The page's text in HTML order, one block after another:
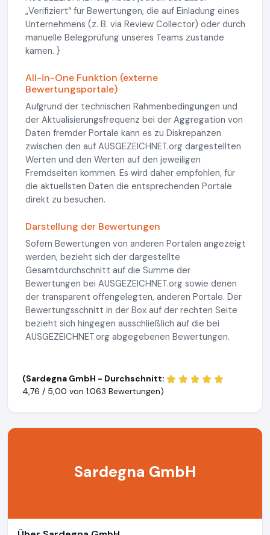
„Verifiziert“ für Bewertungen, die auf Einladung eines
Unternehmens (z. B. via Review Collector) oder durch
manuelle Belegprüfung unseres Teams zustande
kamen. }
All-in-One Funktion (externe
Bewertungsportale)
Aufgrund der technischen Rahmenbedingungen und
der Aktualisierungsfrequenz bei der Aggregation von
Daten fremder Portale kann es zu Diskrepanzen
zwischen den auf AUSGEZEICHNET.org dargestellten
Werten und den Werten auf den jeweiligen
Fremdseiten kommen. Es wird daher empfohlen, für
die aktuellsten Daten die entsprechenden Portale
direkt zu besuchen.
Darstellung der Bewertungen
Sofern Bewertungen von anderen Portalen angezeigt
werden, bezieht sich der dargestellte
Gesamtdurchschnitt auf die Summe der
Bewertungen bei AUSGEZEICHNET.org sowie denen
der transparent offengelegten, anderen Portale. Der
Bewertungsschnitt in der Box auf der rechten Seite
bezieht sich hingegen ausschließlich auf die bei
AUSGEZEICHNET.org abgegebenen Bewertungen.
(Sardegna GmbH - Durchschnitt:
4,76 / 5,00 von 1.063 Bewertungen)
Sardegna GmbH